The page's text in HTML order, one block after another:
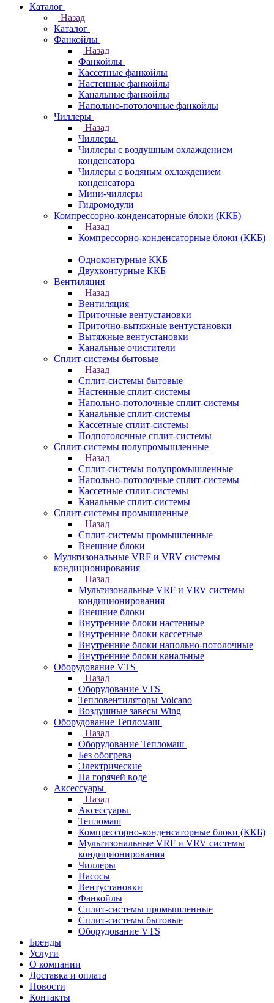
Каталог
Назад
Каталог
Фанкойлы
Назад
Фанкойлы
Кассетные фанкойлы
Настенные фанкойлы
Канальные фанкойлы
Напольно-потолочные фанкойлы
Чиллеры
Назад
Чиллеры
Чиллеры с воздушным охлаждением
конденсатора
Чиллеры с водяным охлаждением
конденсатора
Мини-чиллеры
Гидромодули
Компрессорно-конденсаторные блоки (ККБ)
Назад
Компрессорно-конденсаторные блоки (ККБ)
Одноконтурные ККБ
Двухконтурные ККБ
Вентиляция
Назад
Вентиляция
Приточные вентустановки
Приточно-вытяжные вентустановки
Вытяжные вентустановки
Канальные очистители
Сплит-системы бытовые
Назад
Сплит-системы бытовые
Настенные сплит-системы
Напольно-потолочные сплит-системы
Канальные сплит-системы
Кассетные сплит-системы
Подпотолочные сплит-системы
Сплит-системы полупромышленные
Назад
Сплит-системы полупромышленные
Напольно-потолочные сплит-системы
Кассетные сплит-системы
Канальные сплит-системы
Сплит-системы промышленные
Назад
Сплит-системы промышленные
Внешние блоки
Мультизональные VRF и VRV системы
кондиционирования
Назад
Мультизональные VRF и VRV системы
кондиционирования
Внешние блоки
Внутренние блоки настенные
Внутренние блоки кассетные
Внутренние блоки напольно-потолочные
Внутренние блоки канальные
Оборудование VTS
Назад
Оборудование VTS
Тепловентиляторы Volcano
Воздушные завесы Wing
Оборудование Тепломаш
Назад
Оборудование Тепломаш
Без обогрева
Электрические
На горячей воде
Аксессуары
Назад
Аксессуары
Тепломаш
Компрессорно-конденсаторные блоки (ККБ)
Мультизональные VRF и VRV системы
кондиционирования
Чиллеры
Насосы
Вентустановки
Фанкойлы
Сплит-системы промышленные
Сплит-системы бытовые
Оборудование VTS
Бренды
Услуги
О компании
Доставка и оплата
Новости
Контакты